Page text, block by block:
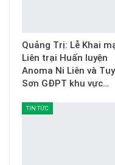
Quảng Trị: Lễ Khai
Liên trại Huấn luyện
Anoma Ni Liên và
Sơn GĐPT khu vực…
TIN TỨC